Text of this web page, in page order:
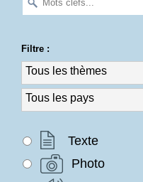
Filtre :
Texte
Photo